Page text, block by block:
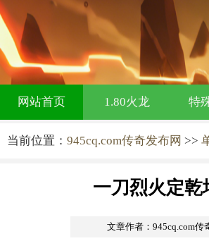
网站首页 1.80火龙 特
当前位置： 945cq.com传奇发布网 >>
一刀烈火定
文章作者：945cq.com传